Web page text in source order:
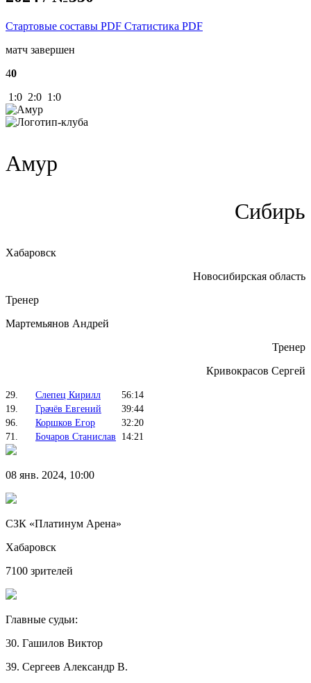
Стартовые составы PDF Статистика PDF
матч завершен
40
1:0 2:0 1:0
Амур
Сибирь
Хабаровск
Новосибирская область
Тренер
Мартемьянов Андрей
Тренер
Кривокрасов Сергей
29. Слепец Кирилл
56:14
19.
Грачёв Евгений
39:44
96.
Коршков Егор
32:20
71.
Бочаров Станислав 14:21
08 янв. 2024, 10:00
СЗК «Платинум Арена»
Хабаровск
7100 зрителей
Главные судьи:
30. Гашилов Виктор
39. Сергеев Александр В.